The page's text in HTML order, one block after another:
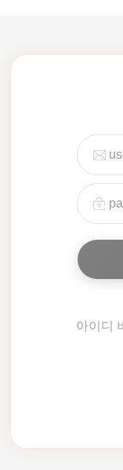
아이디